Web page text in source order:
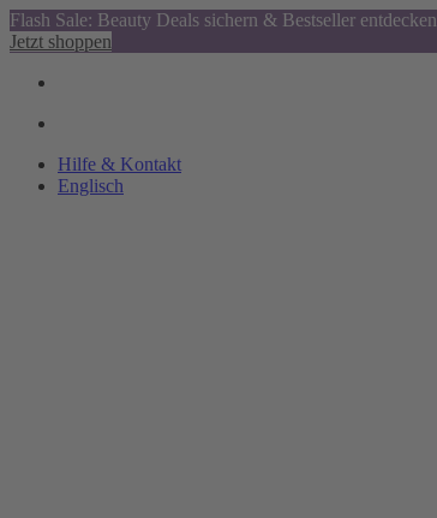
Flash Sale: Beauty Deals sichern & Bestseller entdecken
Jetzt shoppen
Hilfe & Kontakt
Englisch